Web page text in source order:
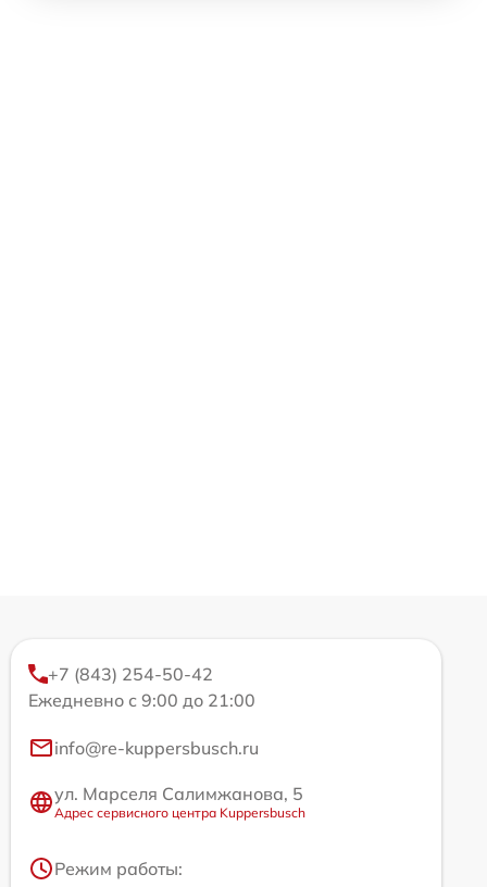
+7 (843) 254-50-42
Ежедневно с 9:00 до 21:00
info@re-kuppersbusch.ru
ул. Марселя Салимжанова, 5
Адрес сервисного центра Kuppersbusch
Режим работы: